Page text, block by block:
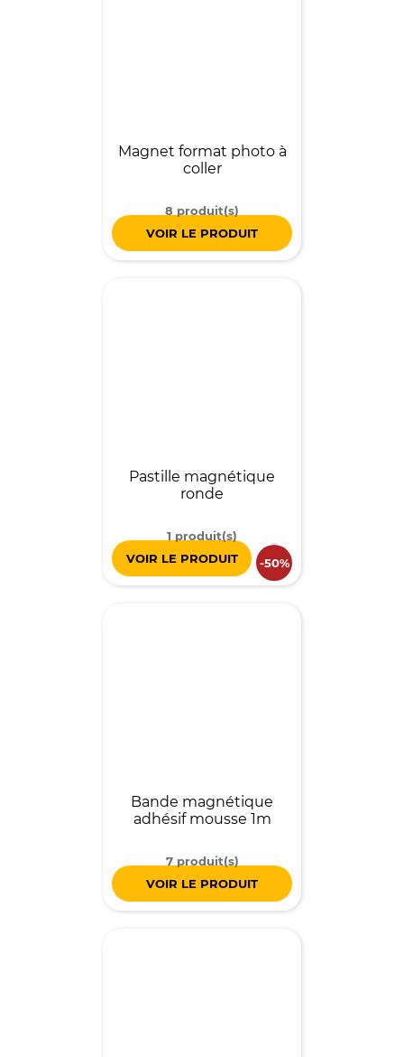
Magnet format photo à
coller
8 produit(s)
VOIR LE PRODUIT
Pastille magnétique
ronde
1 produit(s)
VOIR LE PRODUIT
-50%
Bande magnétique
adhésif mousse 1m
7 produit(s)
VOIR LE PRODUIT